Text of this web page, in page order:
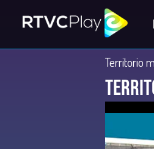
Territorio